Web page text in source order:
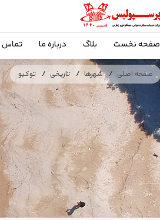
صفحه نخست بلاگ درباره ما تماس
صفحه اصلی شهرها تاریخی توکیو